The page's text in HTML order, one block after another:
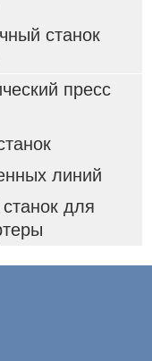
станок
пресс
линий
для